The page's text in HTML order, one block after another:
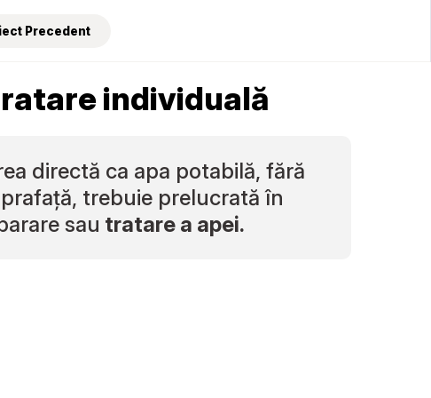
Precedent
individuală
directă ca apa potabilă, fără
trebuie prelucrată în
sau tratare a apei.